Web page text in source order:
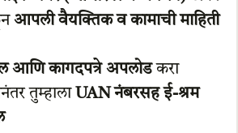
आपली वैयक्तिक व कामाची माहिती
आणि कागदपत्रे अपलोडकरा
तुम्हाला UAN नंबरसह ई-श्रम